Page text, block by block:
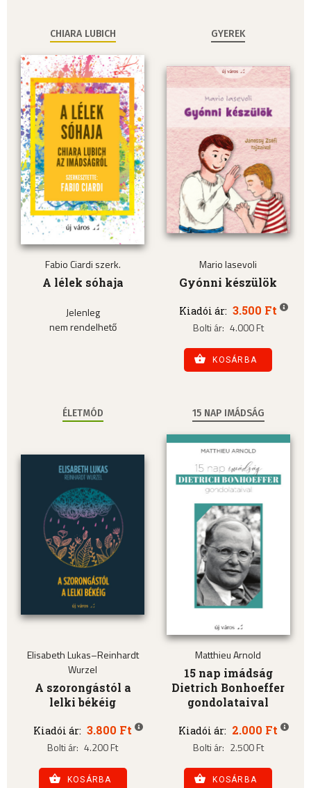
CHIARA LUBICH
Fabio Ciardi szerk.
A lélek sóhaja
Jelenleg
nem rendelhető
GYEREK
Mario Iasevoli
Gyónni készülök
Kiadói ár: 3.500 Ft
Bolti ár: 4.000 Ft
KOSÁRBA
ÉLETMÓD
Elisabeth Lukas–Reinhardt
Wurzel
A szorongástól a
lelki békéig
Kiadói ár: 3.800 Ft
Bolti ár: 4.200 Ft
KOSÁRBA
15 NAP IMÁDSÁG
Matthieu Arnold
15 nap imádság
Dietrich Bonhoeffer
gondolataival
Kiadói ár: 2.000 Ft
Bolti ár: 2.500 Ft
KOSÁRBA